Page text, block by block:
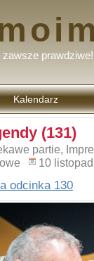
prawdziwe!
Kalendarz
(131)
partie,
10
odcinka 130